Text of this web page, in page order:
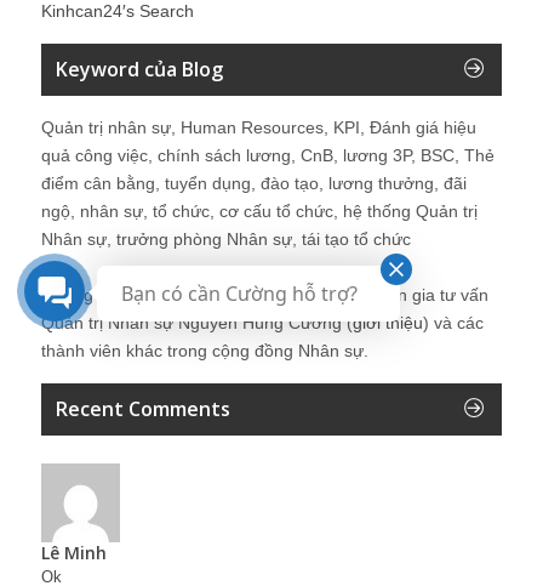
Kinhcan24′s Search
Keyword của Blog
Quản trị nhân sự, Human Resources, KPI, Đánh giá hiệu
quả công việc, chính sách lương, CnB, lương 3P, BSC, Thẻ
điểm cân bằng, tuyển dụng, đào tạo, lương thưởng, đãi
ngộ, nhân sự, tổ chức, cơ cấu tổ chức, hệ thống Quản trị
Nhân sự, trưởng phòng Nhân sự, tái tạo tổ chức
Những bài viết tại blog được chia sẻ bởi chuyên gia tư vấn
Quản trị Nhân sự Nguyễn Hùng Cường (giới thiệu) và các
thành viên khác trong cộng đồng Nhân sự.
Recent Comments
Lê Minh
Ok
Bạn có cần Cường hỗ trợ?